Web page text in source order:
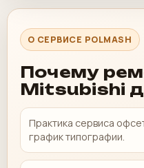
О СЕРВИСЕ POLMASH
Почему
Mitsubishi
Практика сервиса
график типографии.